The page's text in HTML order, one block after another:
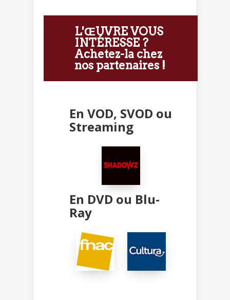
L'ŒUVRE VOUS
INTÉRESSE ?
Achetez-la chez
nos partenaires !
En VOD, SVOD ou
Streaming
En DVD ou Blu-
Ray